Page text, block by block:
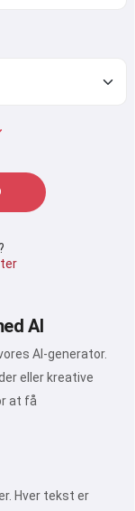
AI
AI-generator.
eller kreative
at få
Hver tekst er